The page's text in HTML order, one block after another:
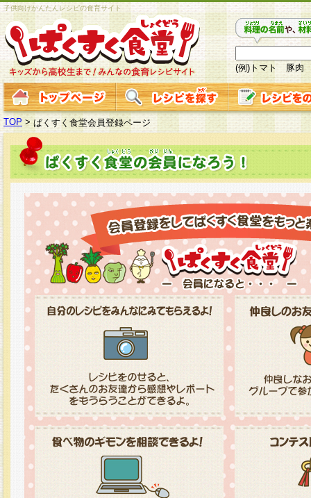
子供向けかんたんレシピの食育サイト
(例)トマト 豚肉
TOP > ぱくすく食堂会員登録ページ